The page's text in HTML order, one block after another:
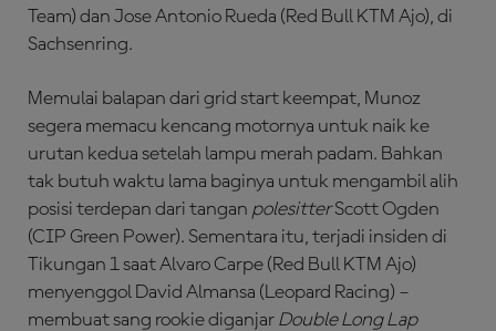
Team) dan Jose Antonio Rueda (Red Bull KTM Ajo), di
Sachsenring.
Memulai balapan dari grid start keempat, Munoz
segera memacu kencang motornya untuk naik ke
urutan kedua setelah lampu merah padam. Bahkan
tak butuh waktu lama baginya untuk mengambil alih
posisi terdepan dari tangan polesitterScott Ogden
(CIP Green Power). Sementara itu, terjadi insiden di
Tikungan 1 saat Alvaro Carpe (Red Bull KTM Ajo)
menyenggol David Almansa (Leopard Racing) –
membuat sang rookie diganjar Double Long Lap